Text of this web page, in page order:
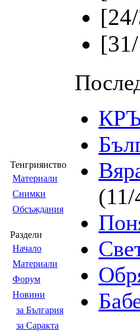
Тенгриянство
Материали
Снимки
Обсъждания
Раздели
Началo
Материали
Форум
Новини
за България
за Саракта
(11/